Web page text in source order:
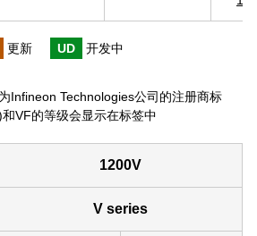
更新 UD 开发中
Infineon Technologies公司的注册商标
VF的等级会显示在标签中
1200V
V series